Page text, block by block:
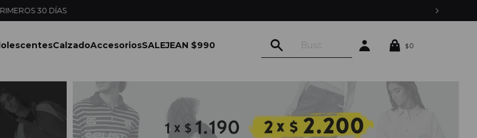
EN MONTEVIDEO CON PEDIDOS YA
CalzadoAccesoriosSALEJEAN $990 $0